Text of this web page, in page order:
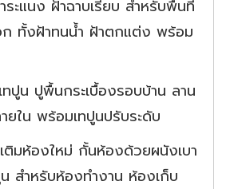
ระแนง ฝ้าฉาบเรียบ สำหรับพื้นที่
ก ทั้งฝ้าทนน้ำ ฝ้าตกแต่ง พร้อม
ทปูน ปูพื้นกระเบื้องรอบบ้าน ลาน
ใน พร้อมเทปูนปรับระดับ
มห้องใหม่ กั้นห้องด้วยผนังเบา
สำหรับห้องทำงาน ห้องเก็บ